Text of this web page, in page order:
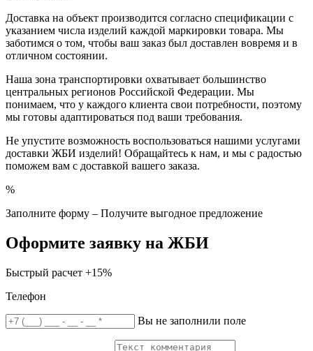
Доставка на объект производится согласно спецификации с
указанием числа изделий каждой маркировки товара. Мы
заботимся о том, чтобы ваш заказ был доставлен вовремя и в
отличном состоянии.
Наша зона транспортировки охватывает большинство
центральных регионов Российской Федерации. Мы
понимаем, что у каждого клиента свои потребности, поэтому
мы готовы адаптироваться под ваши требования.
Не упустите возможность воспользоваться нашими услугами
доставки ЖБИ изделий! Обращайтесь к нам, и мы с радостью
поможем вам с доставкой вашего заказа.
%
Заполните форму – Получите выгодное предложение
Оформите заявку на ЖБИ
Быстрый расчет +15%
Телефон
Вы не заполнили поле